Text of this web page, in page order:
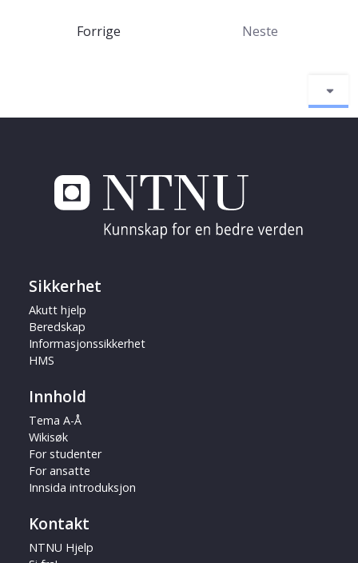
Forrige Neste
Sikkerhet
Akutt hjelp
Beredskap
Informasjonssikkerhet
HMS
Innhold
Tema A-Å
Wikisøk
For studenter
For ansatte
Innsida introduksjon
Kontakt
NTNU Hjelp